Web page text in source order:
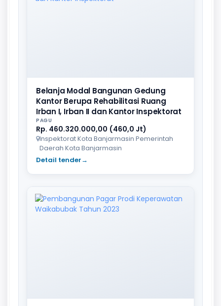
Belanja Modal Bangunan Gedung
Kantor Berupa Rehabilitasi Ruang
Irban I, Irban II dan Kantor Inspektorat
PAGU
Rp. 460.320.000,00 (460,0 Jt)
Inspektorat Kota Banjarmasin Pemerintah
Daerah Kota Banjarmasin
Detail tender→